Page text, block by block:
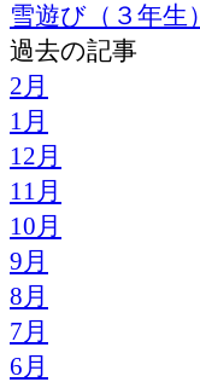
雪遊び（３年生）
過去の記事
2月
1月
12月
11月
10月
9月
8月
7月
6月